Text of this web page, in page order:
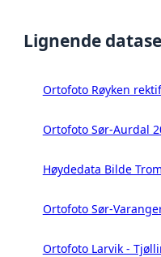
Lignende
Ortofoto Røyken
Ortofoto Sør-Aurdal
Høydedata Bilde
Ortofoto Sør-
Ortofoto Larvik -